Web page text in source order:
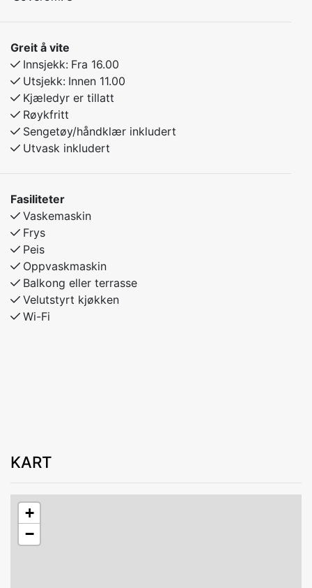
Greit å vite
Innsjekk: Fra 16.00
Utsjekk: Innen 11.00
Kjæledyr er tillatt
Røykfritt
Sengetøy/håndklær inkludert
Utvask inkludert
Fasiliteter
Vaskemaskin
Frys
Peis
Oppvaskmaskin
Balkong eller terrasse
Velutstyrt kjøkken
Wi-Fi
KART
+
−